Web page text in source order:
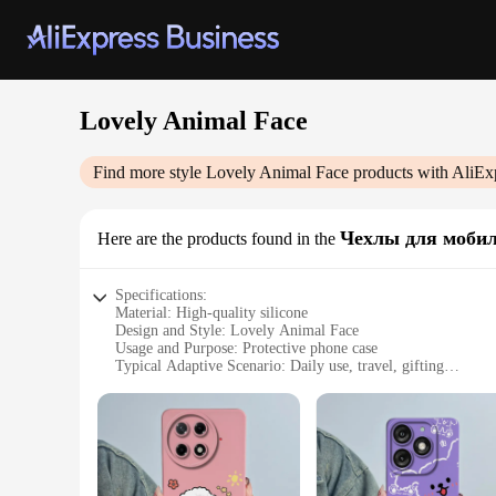
Lovely Animal Face
Find more style Lovely Animal Face products with
Here are the products found in the Чехлы для
Specifications:
Material: High-quality silicone
Design and Style: Lovely Animal Face
Usage and Purpose: Protective phone case
Typical Adaptive Scenario: Daily use, travel, gifting
Performance and Property: Durable, shock-absorbent, easy
Features:
**Elegant Protection for Your Mobile Companion**
Discover the perfect blend of style and protection with our
from premium silicone, these cases offer a soft, flexible